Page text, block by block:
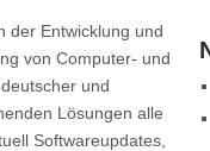
der Entwicklung und
von Computer- und
und
Lösungen alle
Softwareupdates,